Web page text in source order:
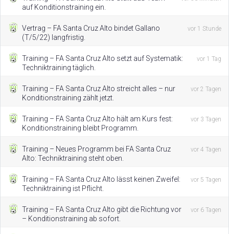
auf Konditionstraining ein.
Vertrag – FA Santa Cruz Alto bindet Gallano
(T/5/22) langfristig.
vor 1 Stunde
Training – FA Santa Cruz Alto setzt auf Systematik:
Techniktraining täglich.
vor 1 Tag
Training – FA Santa Cruz Alto streicht alles – nur
Konditionstraining zählt jetzt.
vor 2 Tagen
Training – FA Santa Cruz Alto hält am Kurs fest:
Konditionstraining bleibt Programm.
vor 3 Tagen
Training – Neues Programm bei FA Santa Cruz
Alto: Techniktraining steht oben.
vor 4 Tagen
Training – FA Santa Cruz Alto lässt keinen Zweifel:
Techniktraining ist Pflicht.
vor 5 Tagen
Training – FA Santa Cruz Alto gibt die Richtung vor
– Konditionstraining ab sofort.
vor 6 Tagen